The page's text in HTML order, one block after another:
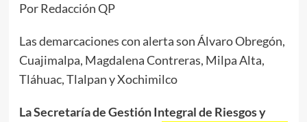
Por Redacción QP
Las demarcaciones con alerta son Álvaro Obregón,
Cuajimalpa, Magdalena Contreras, Milpa Alta,
Tláhuac, Tlalpan y Xochimilco
La Secretaría de Gestión Integral de Riesgos y